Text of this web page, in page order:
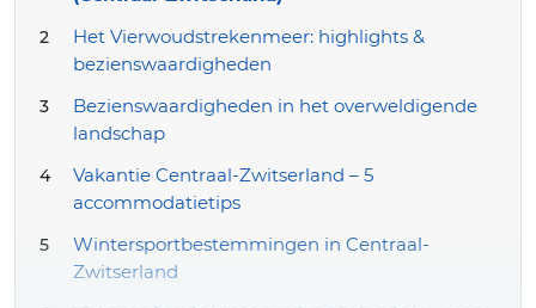
Het Vierwoudstrekenmeer: highlights &
bezienswaardigheden
Bezienswaardigheden in het overweldigende
landschap
Vakantie Centraal-Zwitserland – 5
accommodatietips
Wintersportbestemmingen in Centraal-
Zwitserland